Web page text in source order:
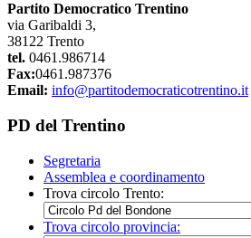
Partito Democratico Trentino
via Garibaldi 3,
38122 Trento
tel. 0461.986714
Fax:0461.987376
Email: info@partitodemocraticotrentino.it
PD del Trentino
Segretaria
Assemblea e coordinamento
Trova circolo Trento:
Trova circolo provincia: